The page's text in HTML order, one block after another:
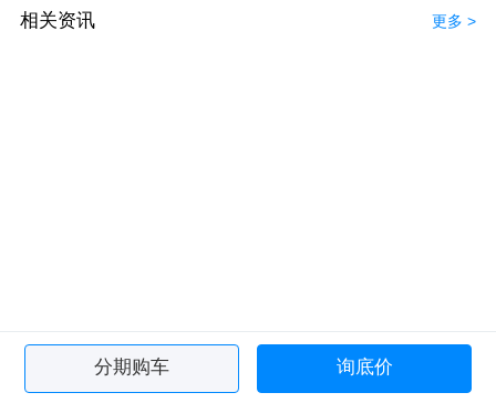
相关资讯 更多 >
分期购车 询底价